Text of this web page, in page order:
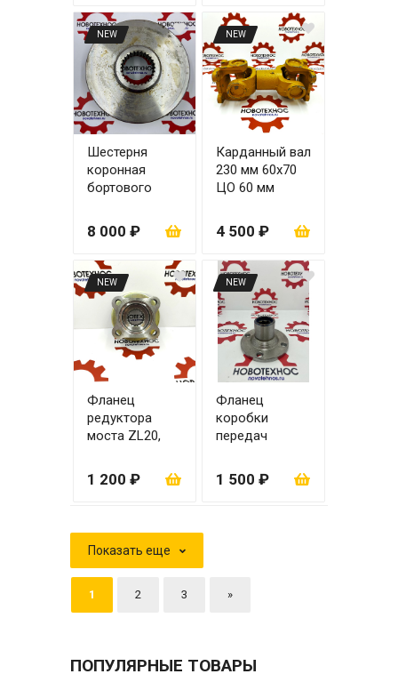
NEW
Шестерня
коронная
бортового
28/51 зубьев
ZL30
8 000 ₽
NEW
Карданный вал
230 мм 60х70
ЦО 60 мм
4 500 ₽
NEW
Фланец
редуктора
моста ZL20,
1 200 ₽
NEW
Фланец
коробки
передач
шлицов
1 500 ₽
Показать еще
1 2 3 »
ПОПУЛЯРНЫЕ ТОВАРЫ